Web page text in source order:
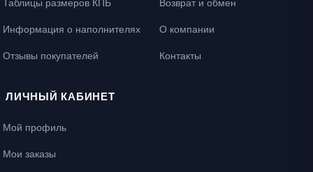
Таблицы размеров КПБ
Информация о наполнителях
Отзывы покупателей
Возврат и обмен
О компании
Контакты
ЛИЧНЫЙ КАБИНЕТ
Мой профиль
Мои заказы